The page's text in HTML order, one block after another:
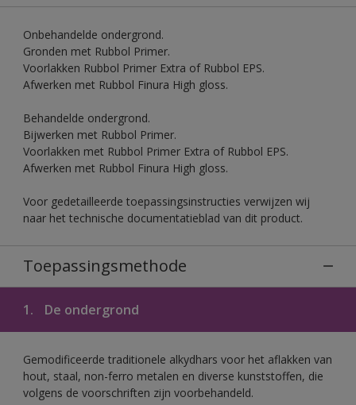
Onbehandelde ondergrond.
Gronden met Rubbol Primer.
Voorlakken Rubbol Primer Extra of Rubbol EPS.
Afwerken met Rubbol Finura High gloss.
Behandelde ondergrond.
Bijwerken met Rubbol Primer.
Voorlakken met Rubbol Primer Extra of Rubbol EPS.
Afwerken met Rubbol Finura High gloss.
Voor gedetailleerde toepassingsinstructies verwijzen wij
naar het technische documentatieblad van dit product.
Toepassingsmethode
1. De ondergrond
Gemodificeerde traditionele alkydhars voor het aflakken van
hout, staal, non-ferro metalen en diverse kunststoffen, die
volgens de voorschriften zijn voorbehandeld.